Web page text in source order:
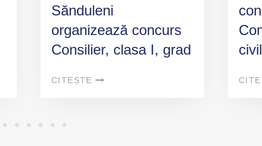
Sănduleni
organizează concurs
Consilier, clasa I, grad
Compartiment Stare
CITEȘTE